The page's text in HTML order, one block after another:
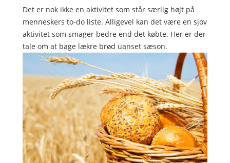
Det er nok ikke en aktivitet som står særlig højt på
menneskers to-do liste. Alligevel kan det være en sjov
aktivitet som smager bedre end det købte. Her er der
tale om at bage lækre brød uanset sæson.